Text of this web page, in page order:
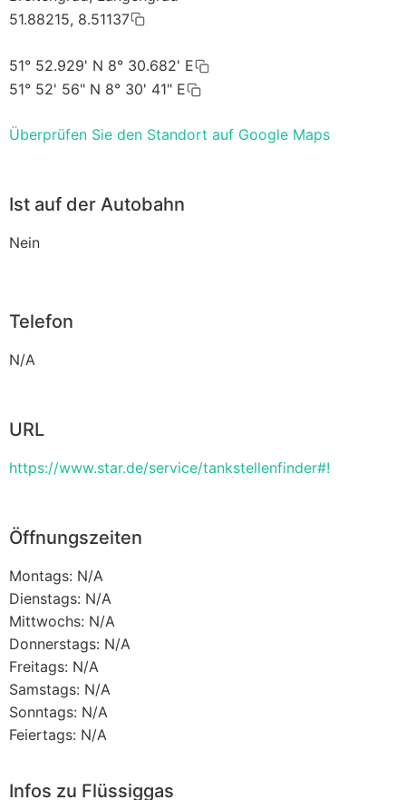
51.88215, 8.51137
51° 52.929' N 8° 30.682' E
51° 52' 56" N 8° 30' 41" E
Überprüfen Sie den Standort auf Google Maps
Ist auf der Autobahn
Nein
Telefon
N/A
URL
https://www.star.de/service/tankstellenfinder#!
Öffnungszeiten
Montags: N/A
Dienstags: N/A
Mittwochs: N/A
Donnerstags: N/A
Freitags: N/A
Samstags: N/A
Sonntags: N/A
Feiertags: N/A
Infos zu Flüssiggas